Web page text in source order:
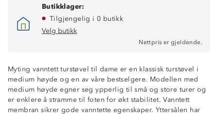
Butikklager:
Tilgjengelig i 0 butikk
Velg butikk
Nettpris er gjeldende.
Myting vanntett turstøvel til dame er en klassisk turstøvel i
medium høyde og en av våre bestselgere. Modellen med
medium høyde egner seg ypperlig til små og store turer og
er enklere å stramme til foten for økt stabilitet. Vanntett
membran sikrer gode vanntette egenskaper. Yttersålen har